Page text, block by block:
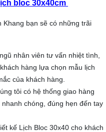
bloc 30x40cm
Khang bạn sẽ có những trãi
nhân viên tư vấn nhiệt tình,
hàng lựa chọn mẫu lịch
của khách hàng.
tôi có hệ thống giao hàng
chóng, đúng hẹn đến tay
kế Lịch Bloc 30x40 cho khách